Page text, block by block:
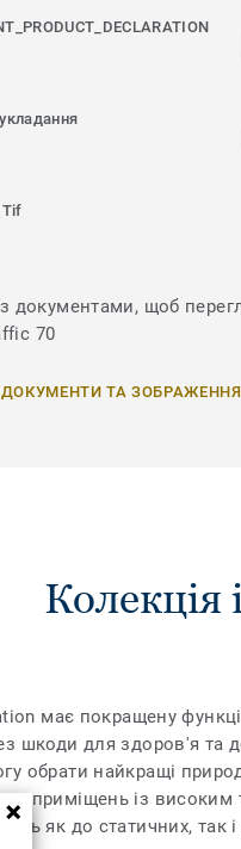
документами, щоб
70
ТА
має покращену
шкоди для здоров'я та
обрати найкращі
приміщень із
як до статичних,